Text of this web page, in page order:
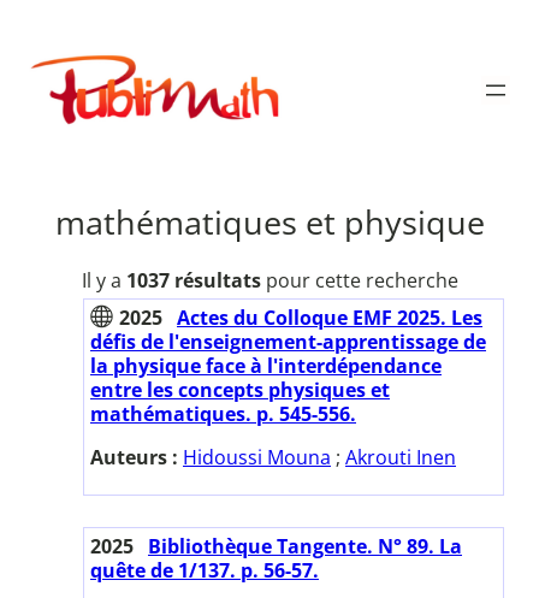
contenu
Publimath
mathématiques et physique
Il y a 1037 résultatspour cette recherche
2025 Actes du Colloque EMF 2025. Les
défis de l'enseignement-apprentissage de
la physique face à l'interdépendance
entre les concepts physiques et
mathématiques. p. 545-556.
Auteurs : Hidoussi Mouna ; Akrouti Inen
2025 Bibliothèque Tangente. N° 89. La
quête de 1/137. p. 56-57.